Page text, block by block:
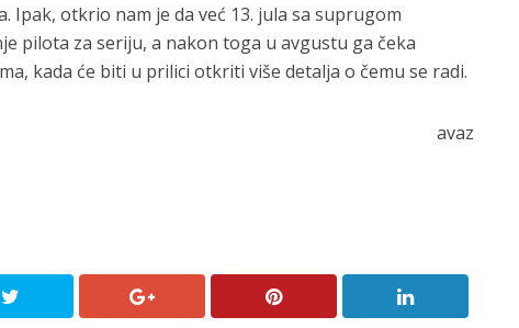
Ipak, otkrio nam je da već 13. jula sa suprugom
pilota za seriju, a nakon toga u avgustu ga čeka
kada će biti u prilici otkriti više detalja o čemu se radi.
avaz